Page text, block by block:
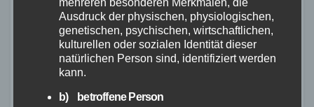
übt den Ernstfall:
Ausbildung für
Leitende Notärzte und
in Koblenz
Großeinsatz
wegen
Gasaustritt in
Langenhahn
– B255 voll
Ausdruck der physischen, physiologischen,
genetischen, psychischen, wirtschaftlichen,
kulturellen oder sozialen Identität dieser
natürlichen Person sind, identifiziert werden
kann.
b) betroffene Person